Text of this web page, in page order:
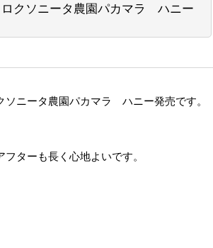
クソニータ農園パカマラ ハニー
ソニータ農園パカマラ ハニー発売です。
ターも長く心地よいです。